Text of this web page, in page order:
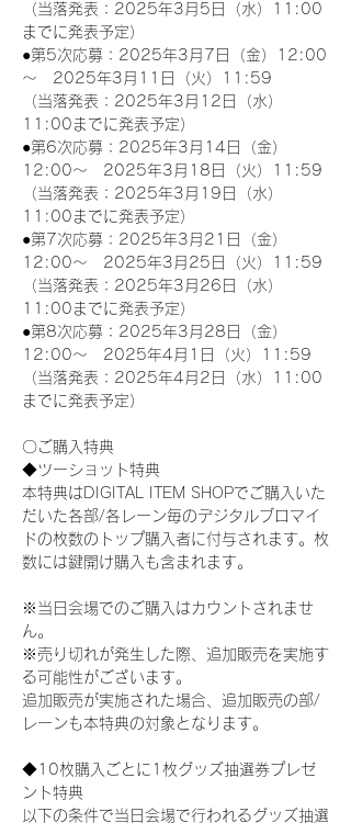
（当落発表：2025年3月5日（水）11:00
までに発表予定）
●第5次応募：2025年3月7日（金）12:00
～　2025年3月11日（火）11:59
（当落発表：2025年3月12日（水）
11:00までに発表予定）
●第6次応募：2025年3月14日（金）
12:00～　2025年3月18日（火）11:59
（当落発表：2025年3月19日（水）
11:00までに発表予定）
●第7次応募：2025年3月21日（金）
12:00～　2025年3月25日（火）11:59
（当落発表：2025年3月26日（水）
11:00までに発表予定）
●第8次応募：2025年3月28日（金）
12:00～　2025年4月1日（火）11:59
（当落発表：2025年4月2日（水）11:00
までに発表予定）
〇ご購入特典
◆ツーショット特典
本特典はDIGITAL ITEM SHOPでご購入いた
だいた各部/各レーン毎のデジタルブロマイ
ドの枚数のトップ購入者に付与されます。枚
数には鍵開け購入も含まれます。
※当日会場でのご購入はカウントされませ
ん。
※売り切れが発生した際、追加販売を実施す
る可能性がございます。
追加販売が実施された場合、追加販売の部/
レーンも本特典の対象となります。
◆10枚購入ごとに1枚グッズ抽選券プレゼ
ント特典
以下の条件で当日会場で行われるグッズ抽選